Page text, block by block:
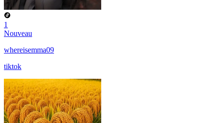
1
Nouveau
whereisemma09
tiktok